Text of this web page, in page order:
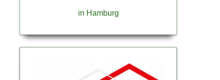
in Hamburg